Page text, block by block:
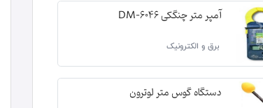
آمپر متر چنگکی DM-6046
برق و الکترونیک
دستگاه گوس متر لوترون